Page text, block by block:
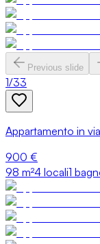
Previous slide
1/33
Appartamento in
900 €
98 m²4 locali1